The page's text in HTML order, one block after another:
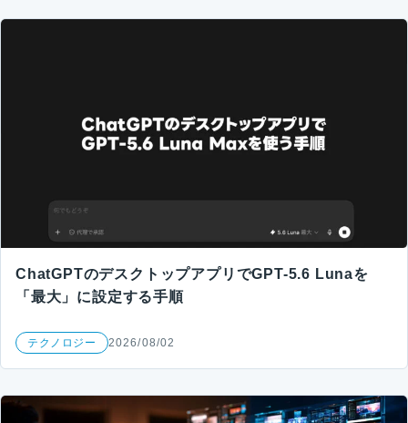
ChatGPTのデスクトップアプリでGPT-5.6 Lunaを
「最大」に設定する手順
テクノロジー 2026/08/02